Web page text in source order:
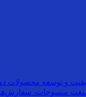
و توسعه محصولات
منسوجات،